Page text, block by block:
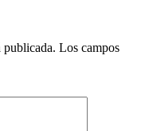
publicada. Los campos